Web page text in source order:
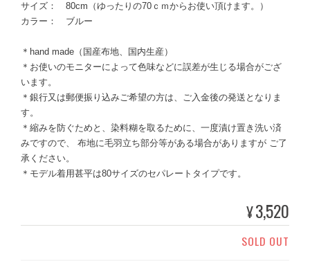
サイズ： 80cm（ゆったりの70ｃｍからお使い頂けます。）
カラー： ブルー
＊hand made（国産布地、国内生産）
＊お使いのモニターによって色味などに誤差が生じる場合がござ
います。
＊銀行又は郵便振り込みご希望の方は、ご入金後の発送となりま
す。
＊縮みを防ぐためと、染料糊を取るために、一度漬け置き洗い済
みですので、 布地に毛羽立ち部分等がある場合がありますが ご了
承ください。
＊モデル着用甚平は80サイズのセパレートタイプです。
¥3,520
SOLD OUT